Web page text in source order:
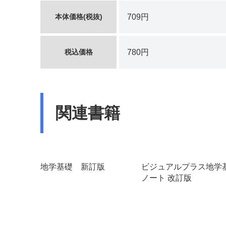
本体価格(税抜) 709円
税込価格 780円
関連書籍
地学基礎 新訂版
ビジュアルプラス地学
ノート 改訂版